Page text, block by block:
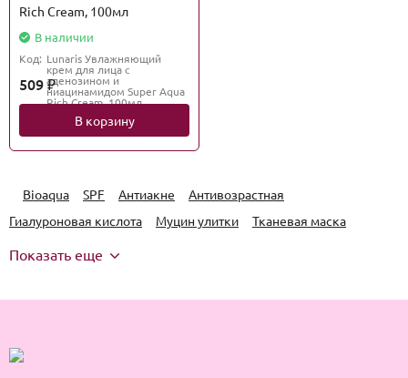
Rich Cream, 100мл
В наличии
Код: Lunaris Увлажняющий
крем для лица с
аденозином и
ниацинамидом Super Aqua
Rich Cream, 100мл
509₽
В корзину
Bioaqua SPF Антиакне
Антивозрастная
Гиалуроновая кислота
Муцин улитки Тканевая маска
Показать еще